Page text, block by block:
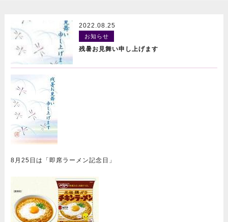
2022.08.25
お知らせ
残暑お見舞い申し上げます
8月25日は「即席ラーメン記念日」